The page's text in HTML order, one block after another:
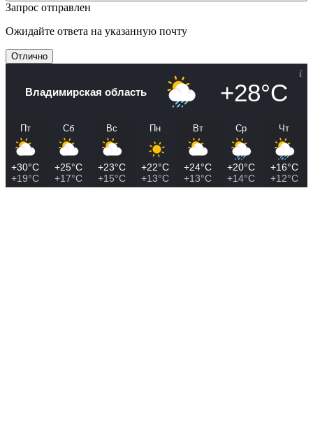
Запрос отправлен
Ожидайте ответа на указанную почту
Отлично
Владимирская область +28°C
Пт
+30°C
+19°C
Сб
+25°C
+17°C
Вс
+23°C
+15°C
Пн
+22°C
+13°C
Вт
+24°C
+13°C
Ср
+20°C
+14°C
Чт
+16°C
+12°C